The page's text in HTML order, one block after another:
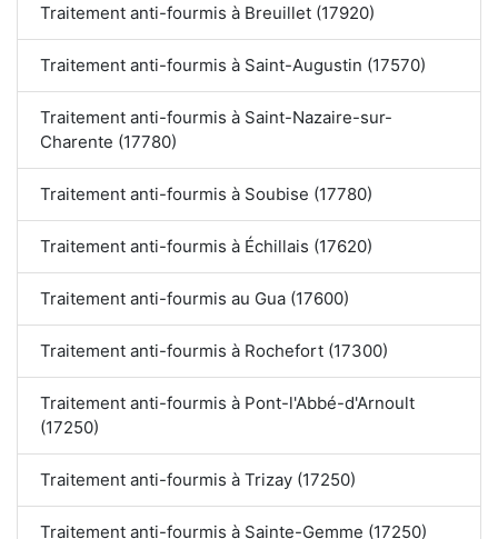
Traitement anti-fourmis à Breuillet (17920)
Traitement anti-fourmis à Saint-Augustin (17570)
Traitement anti-fourmis à Saint-Nazaire-sur-
Charente (17780)
Traitement anti-fourmis à Soubise (17780)
Traitement anti-fourmis à Échillais (17620)
Traitement anti-fourmis au Gua (17600)
Traitement anti-fourmis à Rochefort (17300)
Traitement anti-fourmis à Pont-l'Abbé-d'Arnoult
(17250)
Traitement anti-fourmis à Trizay (17250)
Traitement anti-fourmis à Sainte-Gemme (17250)